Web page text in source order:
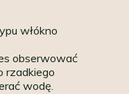
włókno
obserwować
rzadkiego
wodę.